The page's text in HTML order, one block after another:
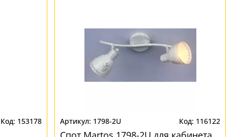
153178 1798-2U 116122